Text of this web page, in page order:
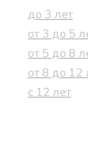
до 3 лет
от 3 до 5
от 5 до 8
от 8 до 12
с 12 лет